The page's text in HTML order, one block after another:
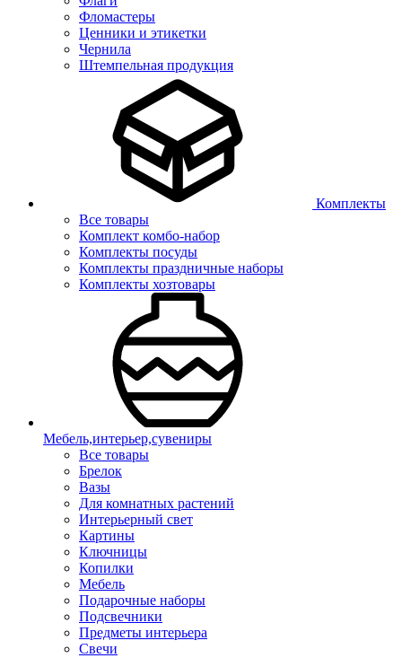
Фломастеры
Ценники и этикетки
Чернила
Штемпельная продукция
Комплекты
Все товары
Комплект комбо-набор
Комплекты посуды
Комплекты праздничные наборы
Комплекты хозтовары
Мебель,интерьер,сувениры
Все товары
Брелок
Вазы
Для комнатных растений
Интерьерный свет
Картины
Ключницы
Копилки
Мебель
Подарочные наборы
Подсвечники
Предметы интерьера
Свечи